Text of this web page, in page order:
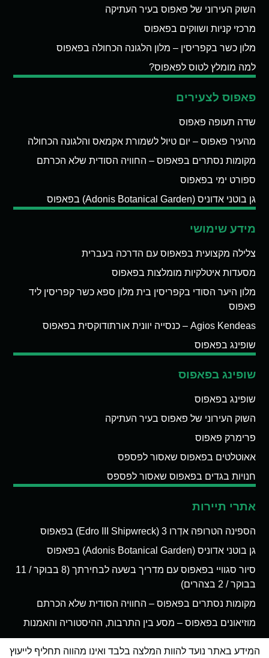
השוק העירוני של פאפוס בעיר העתיקה
מרכזי קניות ושווקים בפאפוס
מלון כשר בקפריסין – מלון הלגונה הכחולה בפאפוס
למה מומלץ לטוס לפאפוס?
פאפוס לצעירים
שדה תעופה פאפוס
מהעיר פאפוס – יום טיול לשמורת אקמאס והלגונה הכחולה
מקומות נסתרים בפאפוס – החוויה הסודית שלא הכרתם
ספורט ימי בפאפוס
גן בוטני אדוניס (Adonis Botanical Garden) בפאפוס
מידע שימושי
צלילה מקצועית בפאפוס עם הדרכה בעברית
מסעדות איטלקיות מומלצות בפאפוס
מלון היער הסודי בקפריסין בית מלון ספא כשר קפריסין ליד
פאפוס
Agios Kendeas – כנסייה יוונית אורתודוקסית בפאפוס
שופינג בפאפוס
שופינג בפאפוס
שופינג בפאפוס
השוק העירוני של פאפוס בעיר העתיקה
פרימרק פאפוס
אאוטלטים בפאפוס שאסור לפספס
חנויות בגדים בפאפוס שאסור לפספס
אתרי תיירות
הספינה הטרופה אדְרו 3 (Edro III Shipwreck) בפאפוס
גן בוטני אדוניס (Adonis Botanical Garden) בפאפוס
סיור סגוויי בפאפוס עם מדריך בשעה לבחירתך (8 בבוקר / 11
בבוקר / 2 בצהרים)
מקומות נסתרים בפאפוס – החוויה הסודית שלא הכרתם
מוזיאונים בפאפוס – מסע בין התרבות, ההיסטוריה והאמנות
המידע באתר נועד להוות המלצה בלבד ואינו מהווה תחליף לייעוץ